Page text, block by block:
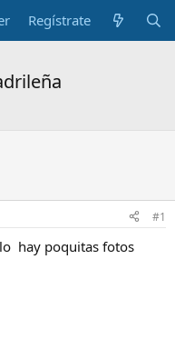
Regístrate
#1
hay poquitas fotos